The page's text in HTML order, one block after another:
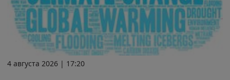
4 августа 2026 | 17:20